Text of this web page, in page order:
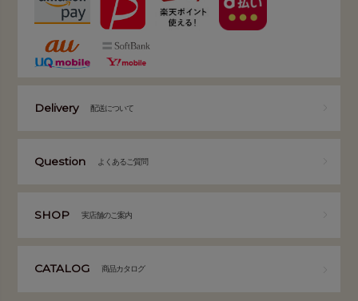
Delivery 配送について
Question よくあるご質問
SHOP 実店舗のご案内
CATALOG 商品カタログ